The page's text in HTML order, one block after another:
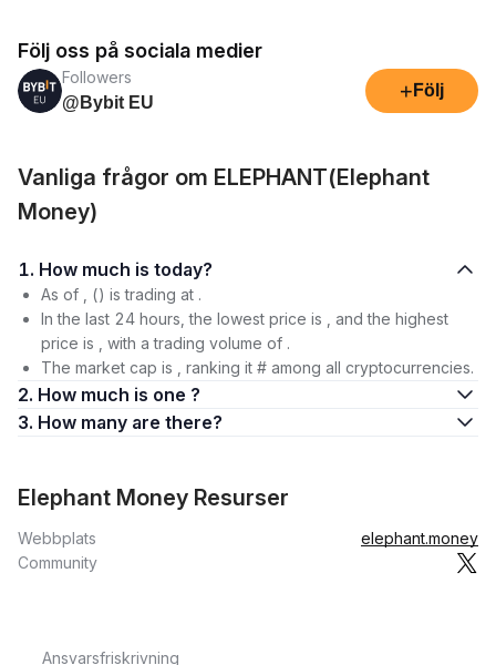
Följ oss på sociala medier
Followers
@Bybit EU
+ Följ
Vanliga frågor om ELEPHANT(Elephant
Money)
1. How much is today?
As of , () is trading at .
In the last 24 hours, the lowest price is , and the highest
price is , with a trading volume of .
The market cap is , ranking it # among all cryptocurrencies.
2. How much is one ?
3. How many are there?
Elephant Money Resurser
Webbplats
elephant.money
Community
Ansvarsfriskrivning